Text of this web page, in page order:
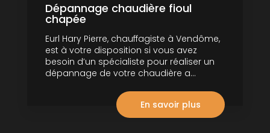
Dépannage chaudière fioul
chapée
Eurl Hary Pierre, chauffagiste à Vendôme,
est à votre disposition si vous avez
besoin d’un spécialiste pour réaliser un
dépannage de votre chaudière a...
En savoir plus